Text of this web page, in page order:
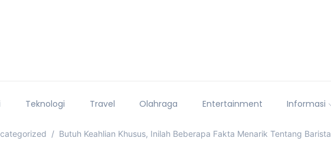
Teknologi Travel Olahraga Entertainment Informasi
Butuh Keahlian Khusus, Inilah Beberapa Fakta Menarik Tentang Barista